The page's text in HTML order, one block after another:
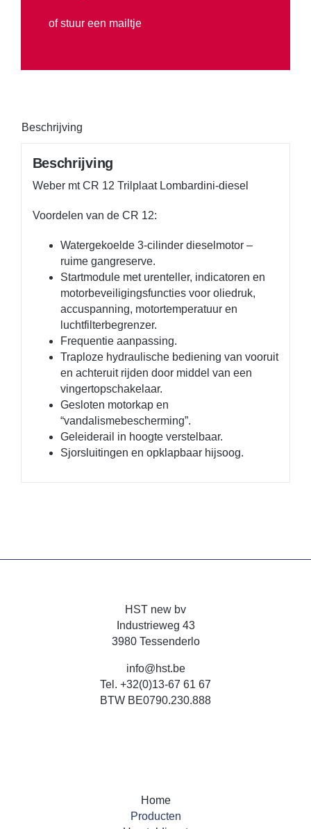
Tweedehands
of stuur een mailtje
Beschrijving
Beschrijving
Weber mt CR 12 Trilplaat Lombardini-diesel
Voordelen van de CR 12:
Watergekoelde 3-cilinder dieselmotor –
ruime gangreserve.
Startmodule met urenteller, indicatoren en
motorbeveiligingsfuncties voor oliedruk,
accuspanning, motortemperatuur en
luchtfilterbegrenzer.
Frequentie aanpassing.
Traploze hydraulische bediening van vooruit
en achteruit rijden door middel van een
vingertopschakelaar.
Gesloten motorkap en
“vandalismebescherming”.
Geleiderail in hoogte verstelbaar.
Sjorsluitingen en opklapbaar hijsoog.
HST new bv
Industrieweg 43
3980 Tessenderlo
info@hst.be
Tel. +32(0)13-67 61 67
BTW BE0790.230.888
Home
Producten